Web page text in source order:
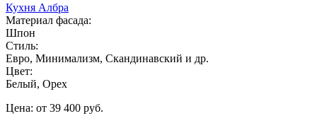
Кухня Албра
Материал фасада:
Шпон
Стиль:
Евро, Минимализм, Скандинавский и др.
Цвет:
Белый, Орех
Цена: от 39 400 руб.